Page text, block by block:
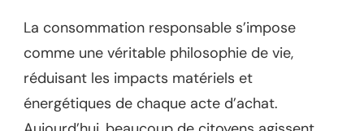
La consommation responsable s’impose
comme une véritable philosophie de vie,
réduisant les impacts matériels et
énergétiques de chaque acte d’achat.